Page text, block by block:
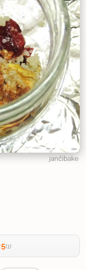
jančibake
5(1)